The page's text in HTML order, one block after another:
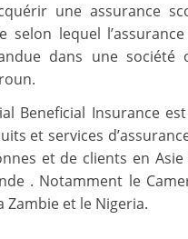
une assurance
selon lequel
dans une
Beneficial Insurance
et services
et de clients en
. Notamment le
Zambie et le Nigeria.